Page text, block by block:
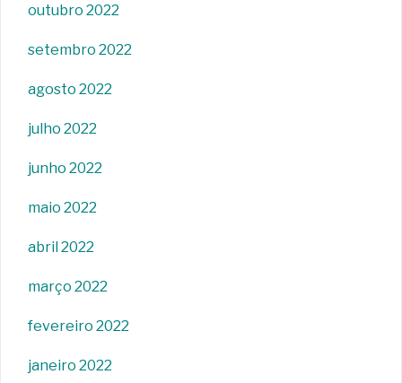
outubro 2022
setembro 2022
agosto 2022
julho 2022
junho 2022
maio 2022
abril 2022
março 2022
fevereiro 2022
janeiro 2022